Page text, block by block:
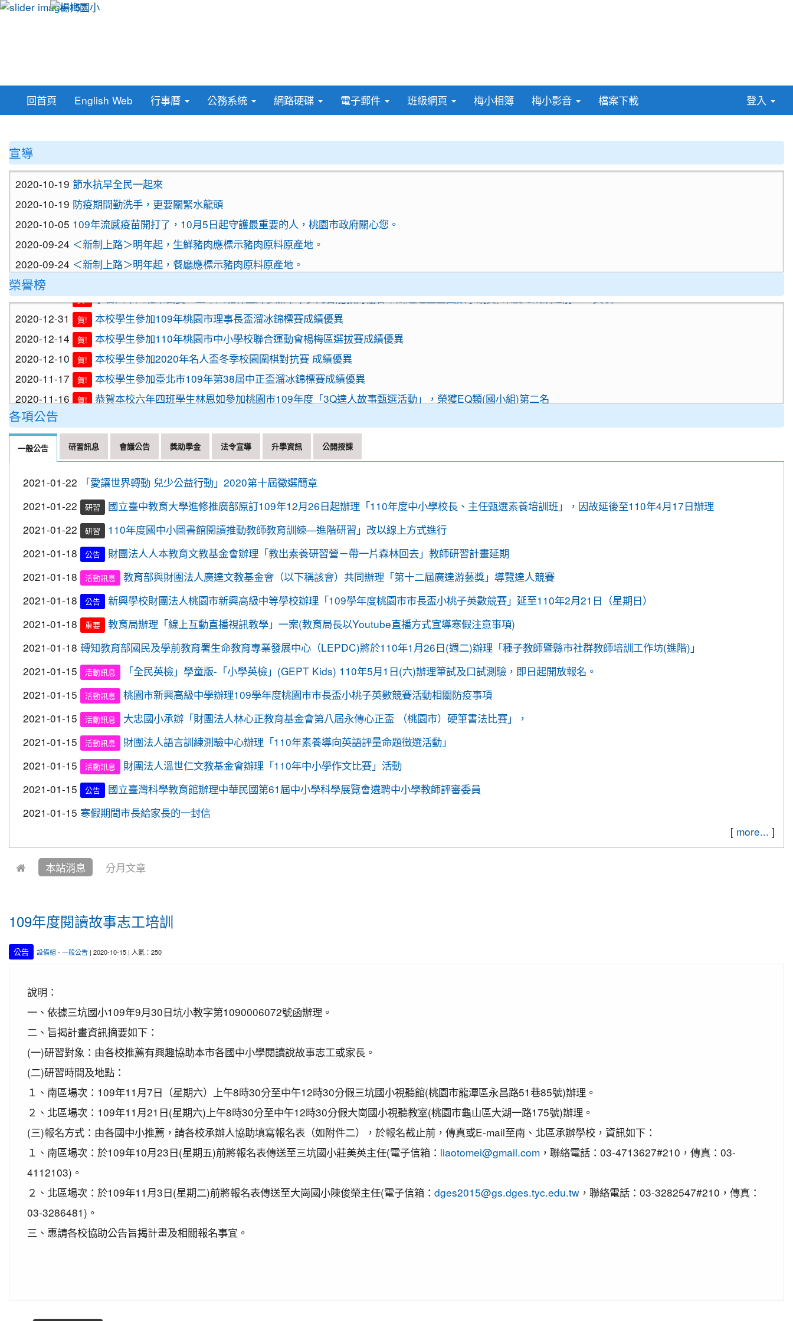
回首頁 English Web 行事曆 公務系統 網路硬碟 電子郵件 班級網頁 梅小相簿 梅小影音 檔案下載 登入
宣導
2020-10-19節水抗旱全民一起來
2020-09-24＜新制上路＞明年起，貢丸水餃等應標示豬肉原料原產地
2020-09-09 重要
『109年國家防災日演習』地震速報演練，臨震應變「趴下、掩護、穩住」『Earthquake Disaster Drill』
2020-09-08
重要
車子在走，駕照要有。 交通部及桃園市政府關心您！
2020-09-08
重要
停一下海闊天空，讓一下保百年身。 交通部及桃園市政府關心您！
2020-09-08
重要
清晨夜晚穿亮衣，運動散步才放心。 交通部與桃園市政府關心您！
2020-10-19 節水抗旱全民一起來
2020-10-19 防疫期間勤洗手，更要關緊水龍頭
2020-10-05
2020-09-24＜新制上路＞明年起，生鮮豬肉應標示豬肉原料原產地。
2020-09-24＜新制上路＞明年起，餐廳應標示豬肉原料原產地。
2020-09-24＜新制上路＞明年起，貢丸水餃等應標示豬肉原料原產地
重要
『109年國家防災日演習』地震速報演練，臨震應變「趴下、掩護、穩住」『Earthquake Disaster Drill』
重要
車子在走，駕照要有。 交通部及桃園市政府關心您！
2020-09-08
重要
停一下海闊天空，讓一下保百年身。 交通部及桃園市政府關心您！
2020-09-08
重要 清晨夜晚穿亮衣，運動散步才放心。 交通部與桃園市政府關心您！
榮譽榜
2021-01-13
2020-12-31 賀!
本校學生參加109年桃園市理事長盃溜冰錦標賽成績優異
賀!
本校學生參加110年桃園市中小學校聯合運動會楊梅區選拔賽成績優異
賀!
本校學生參加2020年名人盃冬季校園圍棋對抗賽 成績優異
賀!
本校學生參加臺北市109年第38屆中正盃溜冰錦標賽成績優異
賀!
恭賀本校六年四班學生林恩如參加桃園市109年度「3Q達人故事甄選活動」，榮獲EQ類(國小組)第二名
2020-11-06
本校學生參加2020年壢運盃羽球錦標賽成績優異
2020-10-27 賀!
本校學生參加109年桃園市議長盃跆拳道錦標賽成績優異
2020-10-27 賀!
本校學生參加109年桃園市議長盃跆拳道錦標賽成績優異
2020-10-27
本校學生參加109年第30屆會長盃全國溜冰錦標賽成績優異
2020-10-27
賀!
本校學生參加109年桃園市基層運動選手訓練站羽球類區域性對抗賽成績優異
2020-10-21
賀!
恭喜本校六年六班花逸珊同學參加「桃園市109學年度學生美術比賽」獲得繪畫類第三名! 四年四班黃品憲同學獲得繪畫類佳作!
2020-10-05
賀!
本校學生參加109年新竹縣運動i台灣社區羽球聯誼賽成績優異
賀!
本校學生參加109年桃園市運動會-市長盃滑輪溜冰錦標賽暨109年全民運動會代表隊選拔賽成績優異
本校學生參加2020YONEX一線入魂全國國小羽球分齡賽成績優異
2020-07-15
賀!
本校學生參加2020年第六屆新北市寶獅萊夏季理事長盃溜冰錦標賽成績優異
2020-07-08
賀!
本校學生參加109年桃園市運動會市長盃溜冰錦標賽成績優異
2020-03-11
賀!
109年校內美術比賽 得獎名單
2020-01-09
賀!
本校學生參加玄峰盃羽球錦標賽成績優異
2019-12-20
賀!
本校學生參加108年臺北市中正盃羽球錦標賽成績優異
賀!
本校學生參加109年桃園市中小學校聯合運動會楊梅區選拔賽成績優異
賀!
本校學生參加2019年名人盃冬季校園圍棋對抗賽成績優異
2019-12-12
重要
108年校內語文競賽 得獎名單(最新版12.17)
2019-11-27
賀!
本校學生參加楊梅盃直排輪溜冰錦標賽成績優異
2019-11-19
賀!
恭喜！本校直笛隊參加108學年度桃園市音樂比賽榮獲優等佳績！
2019-11-07
賀!
本校學生參加新竹市新豐盃羽球賽成績優異
2019-10-04 賀!
本校學生參加108年新北市城市夏季盃全國羽球錦標賽成績優異
2019-10-04 賀!
本校學生參加中壢第六屆跆拳道錦標賽成績優異
2020-12-14 賀!
本校學生參加110年桃園市中小學校聯合運動會楊梅區選拔賽成績優異
2020-12-10 賀!
本校學生參加2020年名人盃冬季校園圍棋對抗賽 成績優異
2020-11-16
2020-11-06 賀!
本校學生參加2020年壢運盃羽球錦標賽成績優異
2020-10-27 賀!
本校學生參加109年桃園市議長盃跆拳道錦標賽成績優異
2020-10-27 賀!
本校學生參加109年桃園市議長盃跆拳道錦標賽成績優異
2020-10-27 賀!
本校學生參加運動i台灣109年桃園市平鎮楊梅區羽球社區聯誼賽成績優異
2020-10-27 賀!
本校學生參加109年第30屆會長盃全國溜冰錦標賽成績優異
2020-10-27 賀!
本校學生參加109年桃園市基層運動選手訓練站羽球類區域性對抗賽成績優異
2020-10-21 賀!
恭喜本校六年六班花逸珊同學參加「桃園市109學年度學生美術比賽」獲得繪畫類第三名! 四年四班黃品憲同學獲得繪畫類佳作!
2020-10-05 賀!
本校學生參加109年新竹縣運動i台灣社區羽球聯誼賽成績優異
2020-09-10 賀!
2020-09-04 賀!
本校學生參加2020YONEX一線入魂全國國小羽球分齡賽成績優異
2020-07-15 賀!
2020-07-08 賀!
本校學生參加109年桃園市運動會市長盃溜冰錦標賽成績優異
各項公告
一般公告 研習訊息 會議公告 獎助學金 法令宣導 升學資訊 公開授課
2021-01-22
「愛讓世界轉動 兒少公益行動」2020第十屆徵選簡章
2021-01-22
研習
國立臺中教育大學進修推廣部原訂109年12月26日起辦理「110年度中小學校長、主任甄選素養培訓班」，因故延後至110年4月17日辦理
2021-01-22
研習
110年度國中小圖書館閱讀推動教師教育訓練—進階研習」改以線上方式進行
2021-01-18
公告
財團法人人本教育文教基金會辦理「教出素養研習營－帶一片森林回去」教師研習計畫延期
2021-01-18
活動訊息
教育部與財團法人廣達文教基金會（以下稱該會）共同辦理「第十二屆廣達游藝獎」導覽達人競賽
2021-01-18
公告
新興學校財團法人桃園市新興高級中等學校辦理「109學年度桃園市市長盃小桃子英數競賽」延至110年2月21日（星期日）
2021-01-18
重要
教育局辦理「線上互動直播視訊教學」一案(教育局長以Youtube直播方式宣導寒假注意事項)
2021-01-18 轉知教育部國民及學前教育署生命教育專業發展中心（LEPDC)將於110年1月26日(週二)辦理「種子教師暨縣市社群教師培訓工作坊(進階)」
2021-01-15
活動訊息
「全民英檢」學童版-「小學英檢」(GEPT Kids) 110年5月1日(六)辦理筆試及口試測驗，即日起開放報名。
2021-01-15
活動訊息
桃園市新興高級中學辦理109學年度桃園市市長盃小桃子英數競賽活動相關防疫事項
2021-01-15
活動訊息
大忠國小承辦「財團法人林心正教育基金會第八屆永傳心正盃 （桃園市）硬筆書法比賽」，
2021-01-15
活動訊息
財團法人語言訓練測驗中心辦理「110年素養導向英語評量命題徵選活動」
2021-01-15
活動訊息
財團法人溫世仁文教基金會辦理「110年中小學作文比賽」活動
2021-01-15
公告
國立臺灣科學教育館辦理中華民國第61屆中小學科學展覽會遴聘中小學教師評審委員
2021-01-15 寒假期間市長給家長的一封信
[ more... ]
本站消息 分月文章
109年度閱讀故事志工培訓
公告 設備組 - 一般公告| 2020-10-15 | 人氣：250
說明：
一、依據三坑國小109年9月30日坑小教字第1090006072號函辦理。
二、旨揭計畫資訊摘要如下：
(一)研習對象：由各校推薦有興趣協助本市各國中小學閱讀說故事志工或家長。
(二)研習時間及地點：
１、南區場次：109年11月7日（星期六）上午8時30分至中午12時30分假三坑國小視聽館(桃園市龍潭區永昌路51巷85號)辦理。
２、北區場次：109年11月21日(星期六)上午8時30分至中午12時30分假大崗國小視聽教室(桃園市龜山區大湖一路175號)辦理。
(三)報名方式：由各國中小推薦，請各校承辦人協助填寫報名表（如附件二），於報名截止前，傳真或E-mail至南、北區承辦學校，資訊如下：
１、南區場次：於109年10月23日(星期五)前將報名表傳送至三坑國小莊美英主任(電子信箱： liaotomei@gmail.com ，聯絡電話：03-4713627#210，傳真：03-
4112103)。
２、北區場次：於109年11月3日(星期二)前將報名表傳送至大崗國小陳俊榮主任(電子信箱： dges2015@gs.dges.tyc.edu.tw ，聯絡電話：03-3282547#210，傳真：
03-3286481)。
三、惠請各校協助公告旨揭計畫及相關報名事宜。